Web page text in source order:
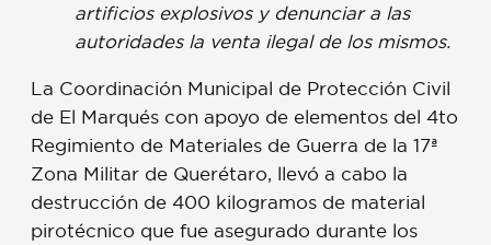
artificios explosivos y denunciar a las
autoridades la venta ilegal de los mismos.
La Coordinación Municipal de Protección Civil
de El Marqués con apoyo de elementos del 4to
Regimiento de Materiales de Guerra de la 17ª
Zona Militar de Querétaro, llevó a cabo la
destrucción de 400 kilogramos de material
pirotécnico que fue asegurado durante los